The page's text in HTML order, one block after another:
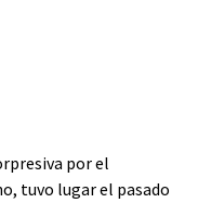
por el
tuvo lugar el pasado